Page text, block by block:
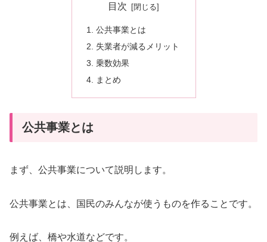
目次
公共事業とは
失業者が減るメリット
乗数効果
まとめ
公共事業とは
まず、公共事業について説明します。
公共事業とは、国民のみんなが使うものを作ることです。
例えば、橋や水道などです。